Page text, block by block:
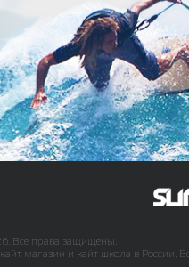
Все права защищены.
магазин и кайт школа в России.